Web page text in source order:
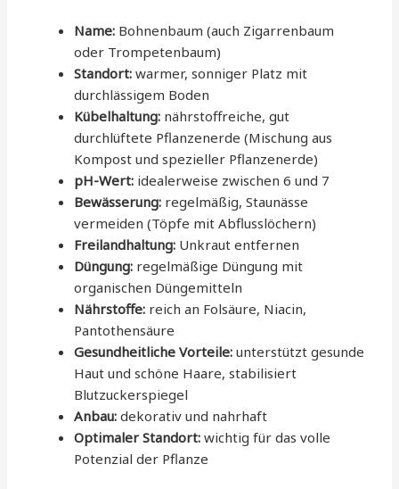
Name: Bohnenbaum (auch Zigarrenbaum
oder Trompetenbaum)
Standort: warmer, sonniger Platz mit
durchlässigem Boden
Kübelhaltung: nährstoffreiche, gut
durchlüftete Pflanzenerde (Mischung aus
Kompost und spezieller Pflanzenerde)
pH-Wert: idealerweise zwischen 6 und 7
Bewässerung: regelmäßig, Staunässe
vermeiden (Töpfe mit Abflusslöchern)
Freilandhaltung: Unkraut entfernen
Düngung: regelmäßige Düngung mit
organischen Düngemitteln
Nährstoffe: reich an Folsäure, Niacin,
Pantothensäure
Gesundheitliche Vorteile: unterstützt gesunde
Haut und schöne Haare, stabilisiert
Blutzuckerspiegel
Anbau: dekorativ und nahrhaft
Optimaler Standort: wichtig für das volle
Potenzial der Pflanze